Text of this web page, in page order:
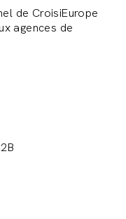
de CroisiEurope
agences de